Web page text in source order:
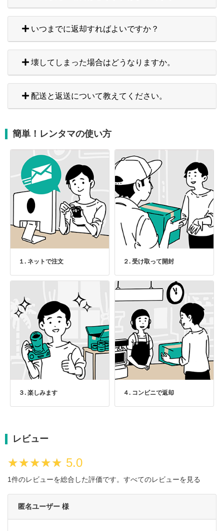
いつまでに返却すればよいですか？
壊してしまった場合はどうなりますか。
配送と返送について教えてください。
簡単！レンタマの使い方
１. ネットで注文 ２. 受け取って開封
３. 楽しみます ４. コンビニで返却
レビュー
★★★★★
★★★★★ 5.0
1件のレビューを総合した評価です。 すべてのレビューを見る
匿名ユーザー 様